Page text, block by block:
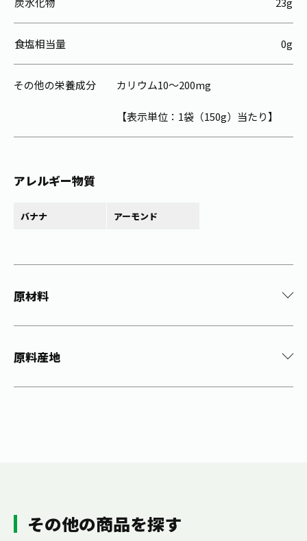
食塩相当量 0g
その他の栄養成分 カリウム10～200mg
【表示単位：1袋（150g）当たり】
アレルギー物質
バナナ アーモンド
原材料
原料産地
その他の商品を探す